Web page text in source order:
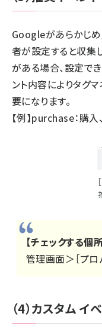
Googleがあらかじめ
者が設定すると収集
がある場合、設定で
ント内容によりタグ
要になります。
【例】purchase：購
［
【チェックする個所
管理画面＞［プロ
（4）カスタム イ